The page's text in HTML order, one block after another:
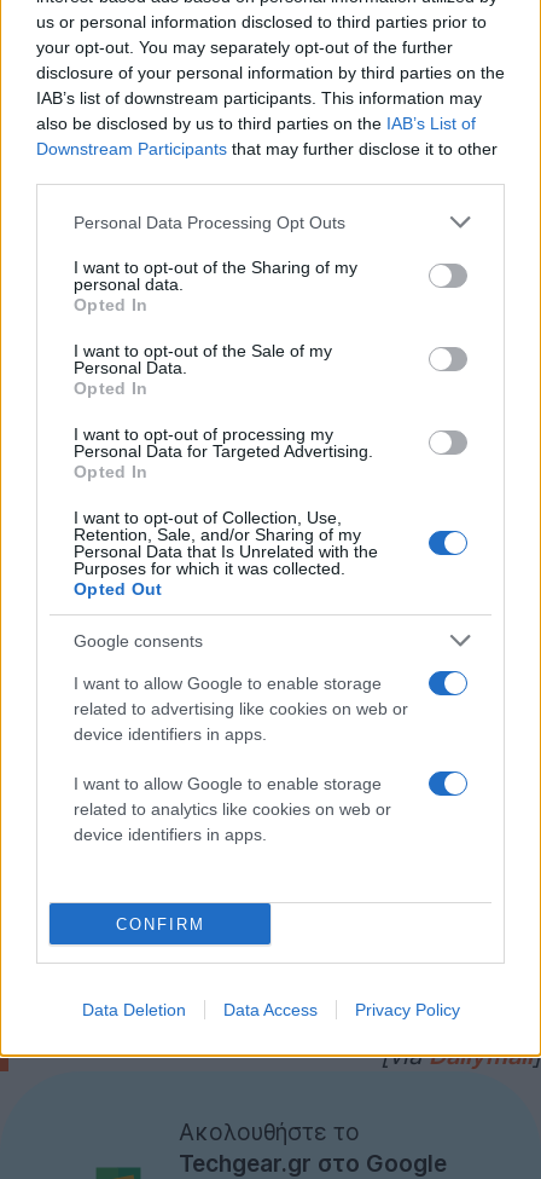
us or personal information disclosed to third parties prior to
your opt-out. You may separately opt-out of the further
disclosure of your personal information by third parties on the
IAB’s list of downstream participants. This information may
also be disclosed by us to third parties on the IAB’s List of
Downstream Participants that may further disclose it to other
Please note that this website/app uses one or more Google
not limited to your visit or usage behaviour. You may click to
grant or deny consent to Google and its third-party tags to
use your data for below specified purposes in below Google
consent section.
Personal Data Processing Opt Outs
I want to opt-out of the Sharing of my
personal data.
Opted In
I want to opt-out of the Sale of my
Personal Data.
Opted In
I want to opt-out of processing my
Personal Data for Targeted Advertising.
Opted In
I want to opt-out of Collection, Use,
Retention, Sale, and/or Sharing of my
Personal Data that Is Unrelated with the
Purposes for which it was collected.
Opted Out
Google consents
I want to allow Google to enable storage
related to advertising like cookies on web or
device identifiers in apps.
I want to allow Google to enable storage
related to analytics like cookies on web or
device identifiers in apps.
CONFIRM
Data Deletion Data Access Privacy Policy
Το προφυλακτικό είναι κατασκευασμένο από
μικροσκοπικές μικροΐνες, απελευθερώνει χημικές
ουσίες που εισχωρούν στο σώμα της γυναίκας και
προφυλάσσει ενάντια σε σοβαρές ασθένειες όπως το
AIDS. Επιπλέον είναι σχεδιασμένο να διαλύεται και
να αποβάλλεται από τον οργανισμό της γυναίκας είτε
μερικές μέρες (ανάλογα με τη σύνθεση των
μικροΐνών).
Η ερευνητική ομάδα έλαβε χρηματοδότηση ύψους $1
εκατομμυρίου για την ανάπτυξη της τεχνολογίας
παραγωγής μικροϊνών στο μέγεθος νανόμετρου.
Σύμφωνα με την επικεφαλής της έρευνας, Kim
Woodrow:
"Το όνειρο μας ήταν να δημιουργήσουμε
ένα προϊόν που οι γυναίκες να μπορούν να
χρησιμοποιούν για να προστατεύονται από
εγκυμοσύνες. Έχουμε τα φάρμακα που
χρειαζόμαστε και αυτό που μένει είναι να
τους το μεταφέρουμε με τρόπο που να
βολικός στη χρήση. "
[viaDailymail]
Ακολουθήστε το
Techgear.gr στο Google